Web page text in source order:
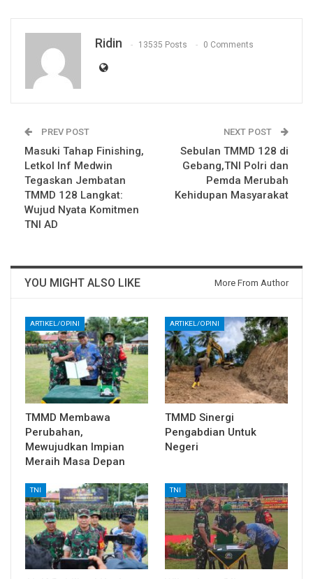
Ridin 13535 Posts 0 Comments
PREV POST
Masuki Tahap Finishing,
Letkol Inf Medwin
Tegaskan Jembatan
TMMD 128 Langkat:
Wujud Nyata Komitmen
TNI AD
NEXT POST
Sebulan TMMD 128 di
Gebang,TNI Polri dan
Pemda Merubah
Kehidupan Masyarakat
YOU MIGHT ALSO LIKE More From Author
ARTIKEL/OPINI
TMMD Membawa
Perubahan,
Mewujudkan Impian
Meraih Masa Depan
ARTIKEL/OPINI
TMMD Sinergi
Pengabdian Untuk
Negeri
TNI TNI